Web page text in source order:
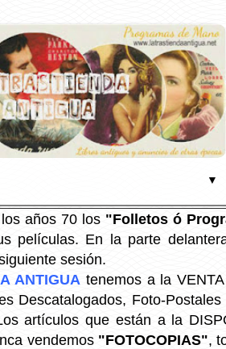
▼
años 70 los "Folletos ó
películas. En la parte
sesión.
ANTIGUA tenemos a la
Descatalogados, Foto-
artículos que están a la
vendemos "FOTOCOPIAS",